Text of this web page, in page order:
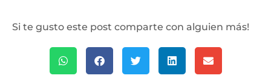
Si te gusto este post comparte con alguien más!